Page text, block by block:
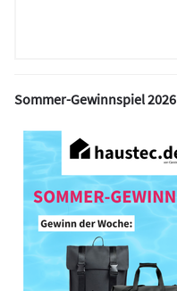
Sommer-Gewinnspiel 2026